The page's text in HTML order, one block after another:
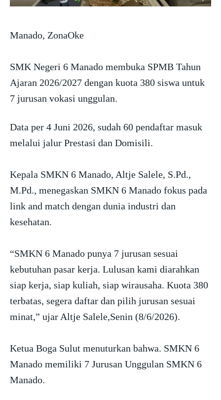
Manado, ZonaOke
SMK Negeri 6 Manado membuka SPMB Tahun
Ajaran 2026/2027 dengan kuota 380 siswa untuk
7 jurusan vokasi unggulan.
Data per 4 Juni 2026, sudah 60 pendaftar masuk
melalui jalur Prestasi dan Domisili.
Kepala SMKN 6 Manado, Altje Salele, S.Pd.,
M.Pd., menegaskan SMKN 6 Manado fokus pada
link and match dengan dunia industri dan
kesehatan.
“SMKN 6 Manado punya 7 jurusan sesuai
kebutuhan pasar kerja. Lulusan kami diarahkan
siap kerja, siap kuliah, siap wirausaha. Kuota 380
terbatas, segera daftar dan pilih jurusan sesuai
minat,” ujar Altje Salele,Senin (8/6/2026).
Ketua Boga Sulut menuturkan bahwa. SMKN 6
Manado memiliki 7 Jurusan Unggulan SMKN 6
Manado.